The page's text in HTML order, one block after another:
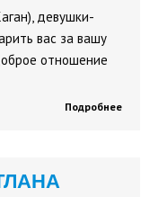
девушки-
вас за вашу
отношение
Подробнее